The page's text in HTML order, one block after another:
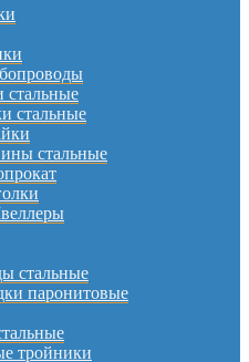
стальные
стальные
стальные
стальные
паронитовые
тройники